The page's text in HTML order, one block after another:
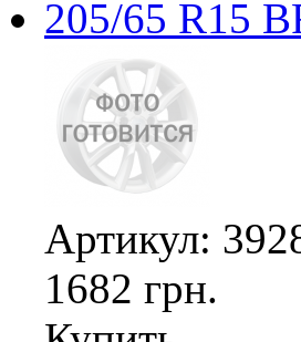
205/65 R15
Артикул:
1682 грн.